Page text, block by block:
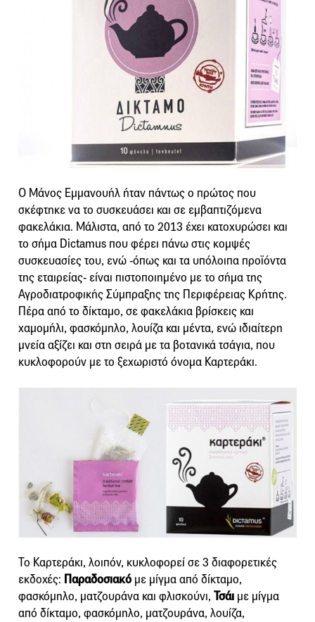
Ο Μάνος Εμμανουήλ ήταν πάντως ο πρώτος που
σκέφτηκε να το συσκευάσει και σε εμβαπτιζόμενα
φακελάκια. Μάλιστα, από το 2013 έχει κατοχυρώσει και
το σήμα Dictamus που φέρει πάνω στις κομψές
συσκευασίες του, ενώ -όπως και τα υπόλοιπα προϊόντα
της εταιρείας- είναι πιστοποιημένο με το σήμα της
Αγροδιατροφικής Σύμπραξης της Περιφέρειας Κρήτης.
Πέρα από το δίκταμο, σε φακελάκια βρίσκεις και
χαμομήλι, φασκόμηλο, λουίζα και μέντα, ενώ ιδιαίτερη
μνεία αξίζει και στη σειρά με τα βοτανικά τσάγια, που
κυκλοφορούν με το ξεχωριστό όνομα Καρτεράκι.
Το Καρτεράκι, λοιπόν, κυκλοφορεί σε 3 διαφορετικές
εκδοχές: Παραδοσιακό με μίγμα από δίκταμο,
φασκόμηλο, ματζουράνα και φλισκούνι, Τσάι με μίγμα
από δίκταμο, φασκόμηλο, ματζουράνα, λουίζα,